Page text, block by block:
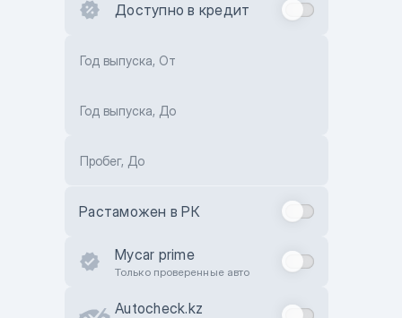
Доступно в кредит
Год выпуска, От
Год выпуска, До
Пробег, До
Растаможен в РК
Mycar prime
Только проверенные авто
Autocheck.kz